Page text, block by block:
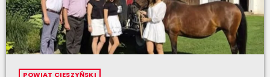
POWIAT CIESZYŃSKI